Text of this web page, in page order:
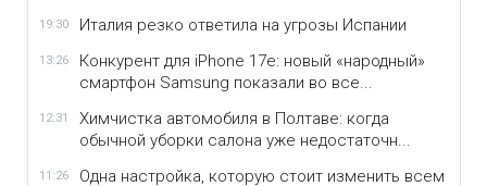
19:30 Италия резко ответила на угрозы Испании
13:26
Конкурент для iPhone 17e: новый «народный»
смартфон Samsung показали во все...
12:31
Химчистка автомобиля в Полтаве: когда
обычной уборки салона уже недостаточн...
11:26
Одна настройка, которую стоит изменить всем